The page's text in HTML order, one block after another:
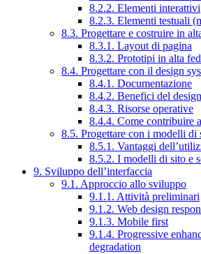
8.2.2. Elementi interattivi
8.2.3. Elementi testuali
8.3. Progettare e costruire in
8.3.1. Layout di pagina
8.3.2. Prototipi in alta
8.4. Progettare con il design
8.4.1. Documentazione
8.4.2. Benefici del
8.4.3. Risorse operative
8.4.4. Come contribuire
8.5. Progettare con i modelli di
8.5.1. Vantaggi
8.5.2. I modelli di sito e
9. Sviluppo dell’interfaccia
9.1. Approccio allo sviluppo
9.1.1. Attività preliminari
9.1.2. Web design
9.1.3. Mobile first
9.1.4. Progressive
degradation